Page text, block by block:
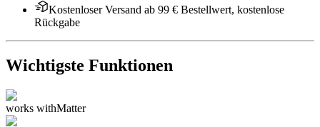
Kostenloser Versand ab 99 € Bestellwert, kostenlose
Rückgabe
Wichtigste Funktionen
works withMatter